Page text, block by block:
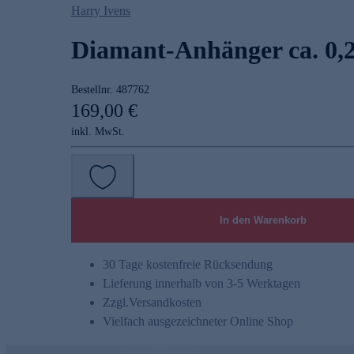
Harry Ivens
Diamant-Anhänger ca.
Bestellnr. 487762
169,00 €
inkl. MwSt.
In den Warenkorb
30 Tage kostenfreie Rücksendung
Lieferung innerhalb von 3-5 Werktagen
Zzgl.Versandkosten
Vielfach ausgezeichneter Online Shop